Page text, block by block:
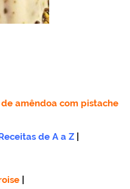
amêndoa com pistache
de A a Z